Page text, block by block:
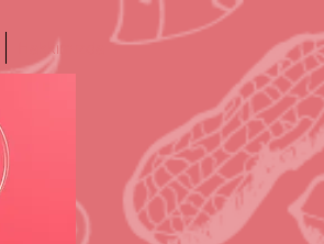
Hakkımızda